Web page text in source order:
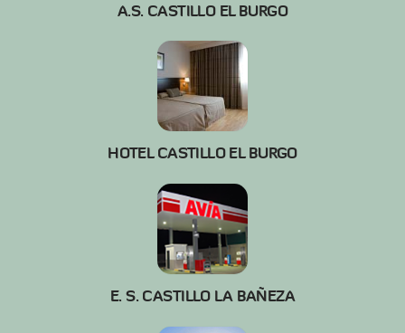
A.S. CASTILLO EL BURGO
HOTEL CASTILLO EL BURGO
E. S. CASTILLO LA BAÑEZA